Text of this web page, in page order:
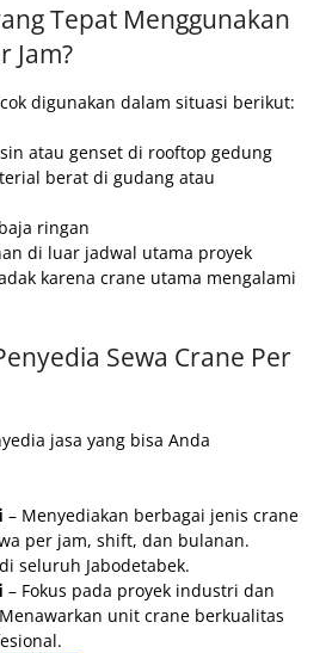
Tepat Menggunakan
Jam?
digunakan dalam situasi berikut:
atau genset di rooftop gedung
berat di gudang atau
ringan
di luar jadwal utama proyek
karena crane utama mengalami
Sewa Crane Per
jasa yang bisa Anda
– Menyediakan berbagai jenis crane
per jam, shift, dan bulanan.
seluruh Jabodetabek.
– Fokus pada proyek industri dan
unit crane berkualitas